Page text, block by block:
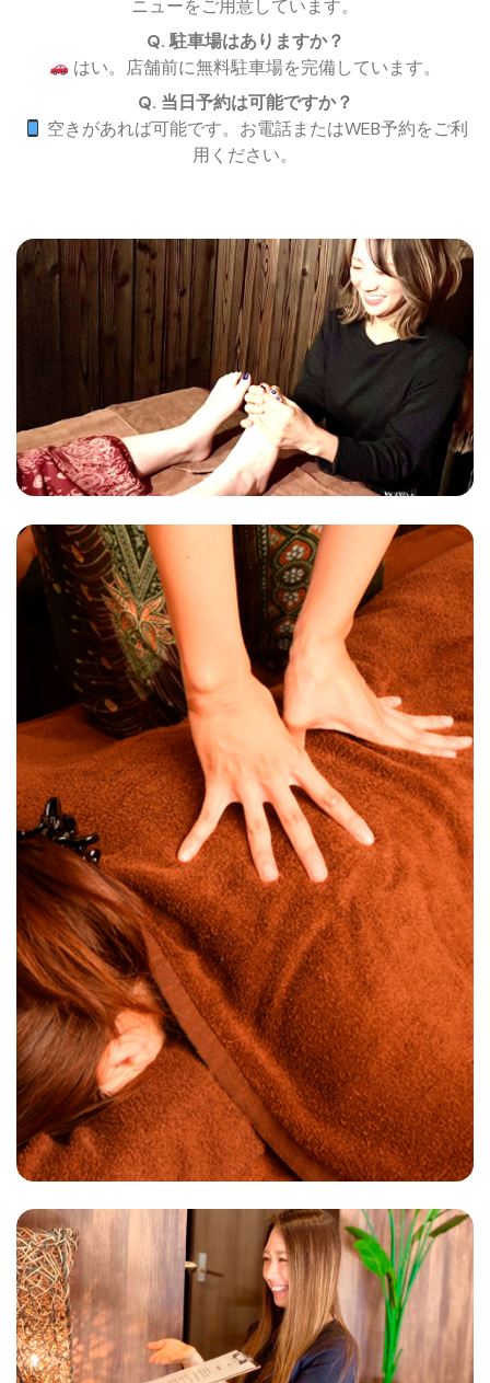
ニューをご用意しています。
Q. 駐車場はありますか？
はい。店舗前に無料駐車場を完備しています。
Q. 当日予約は可能ですか？
空きがあれば可能です。お電話またはWEB予約をご利
用ください。